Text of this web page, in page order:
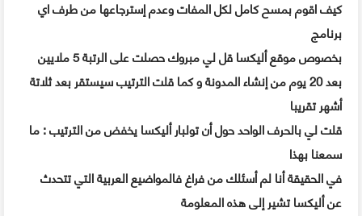
كيف اقوم بمسح كامل لكل المفات وعدم إسترجاعها من طرف اي
برنامج
بخصوص موقع أليكسا قل لي مبروك حصلت على الرتبة 5 ملايين
بعد 20 يوم من إنشاء المدونة و كما قلت الترتيب سيستقر بعد ثلاتة
أشهر تقريبا
قلت لي بالحرف الواحد حول أن تولبار أليكسا يخفض من الترتيب : ما
سمعنا بهذا
عن أليكسا تشير إلى هذه المعلومة